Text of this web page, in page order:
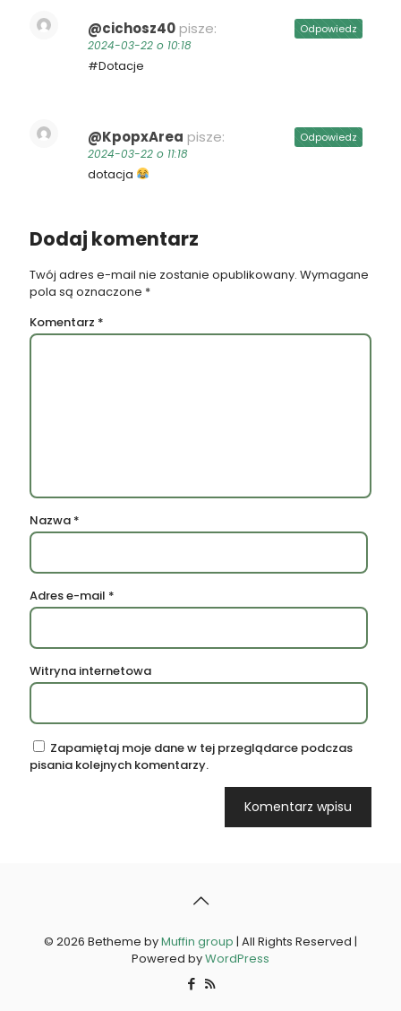
@cichosz40pisze:
2024-03-22 o 10:18
#Dotacje
Odpowiedz
@KpopxArea pisze:
2024-03-22 o 11:18
dotacja
Odpowiedz
Dodaj komentarz
Twój adres e-mail nie zostanie opublikowany. Wymagane
pola są oznaczone *
Komentarz *
Nazwa *
Adres e-mail *
Witryna internetowa
Zapamiętaj moje dane w tej przeglądarce podczas
pisania kolejnych komentarzy.
© 2026 Betheme byMuffin group | All Rights Reserved |
Powered byWordPress